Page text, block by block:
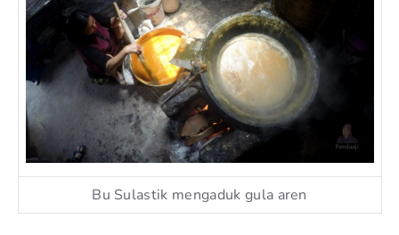
Bu Sulastik mengaduk gula aren